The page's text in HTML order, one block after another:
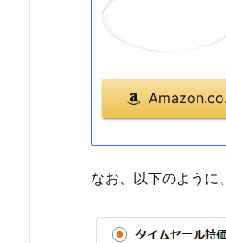
なお、以下のように